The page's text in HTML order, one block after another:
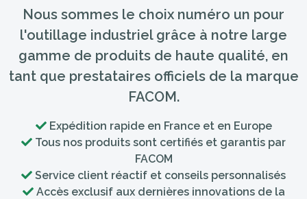
Nous sommes le choix numéro un pour
l'outillage industriel grâce à notre large
gamme de produits de haute qualité, en
tant que prestataires officiels de la marque
FACOM.
Expédition rapide en France et en Europe
Tous nos produits sont certifiés et garantis par
FACOM
Service client réactif et conseils personnalisés
Accès exclusif aux dernières innovations de la